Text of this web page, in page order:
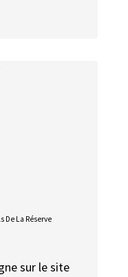
De La Réserve
sur le site